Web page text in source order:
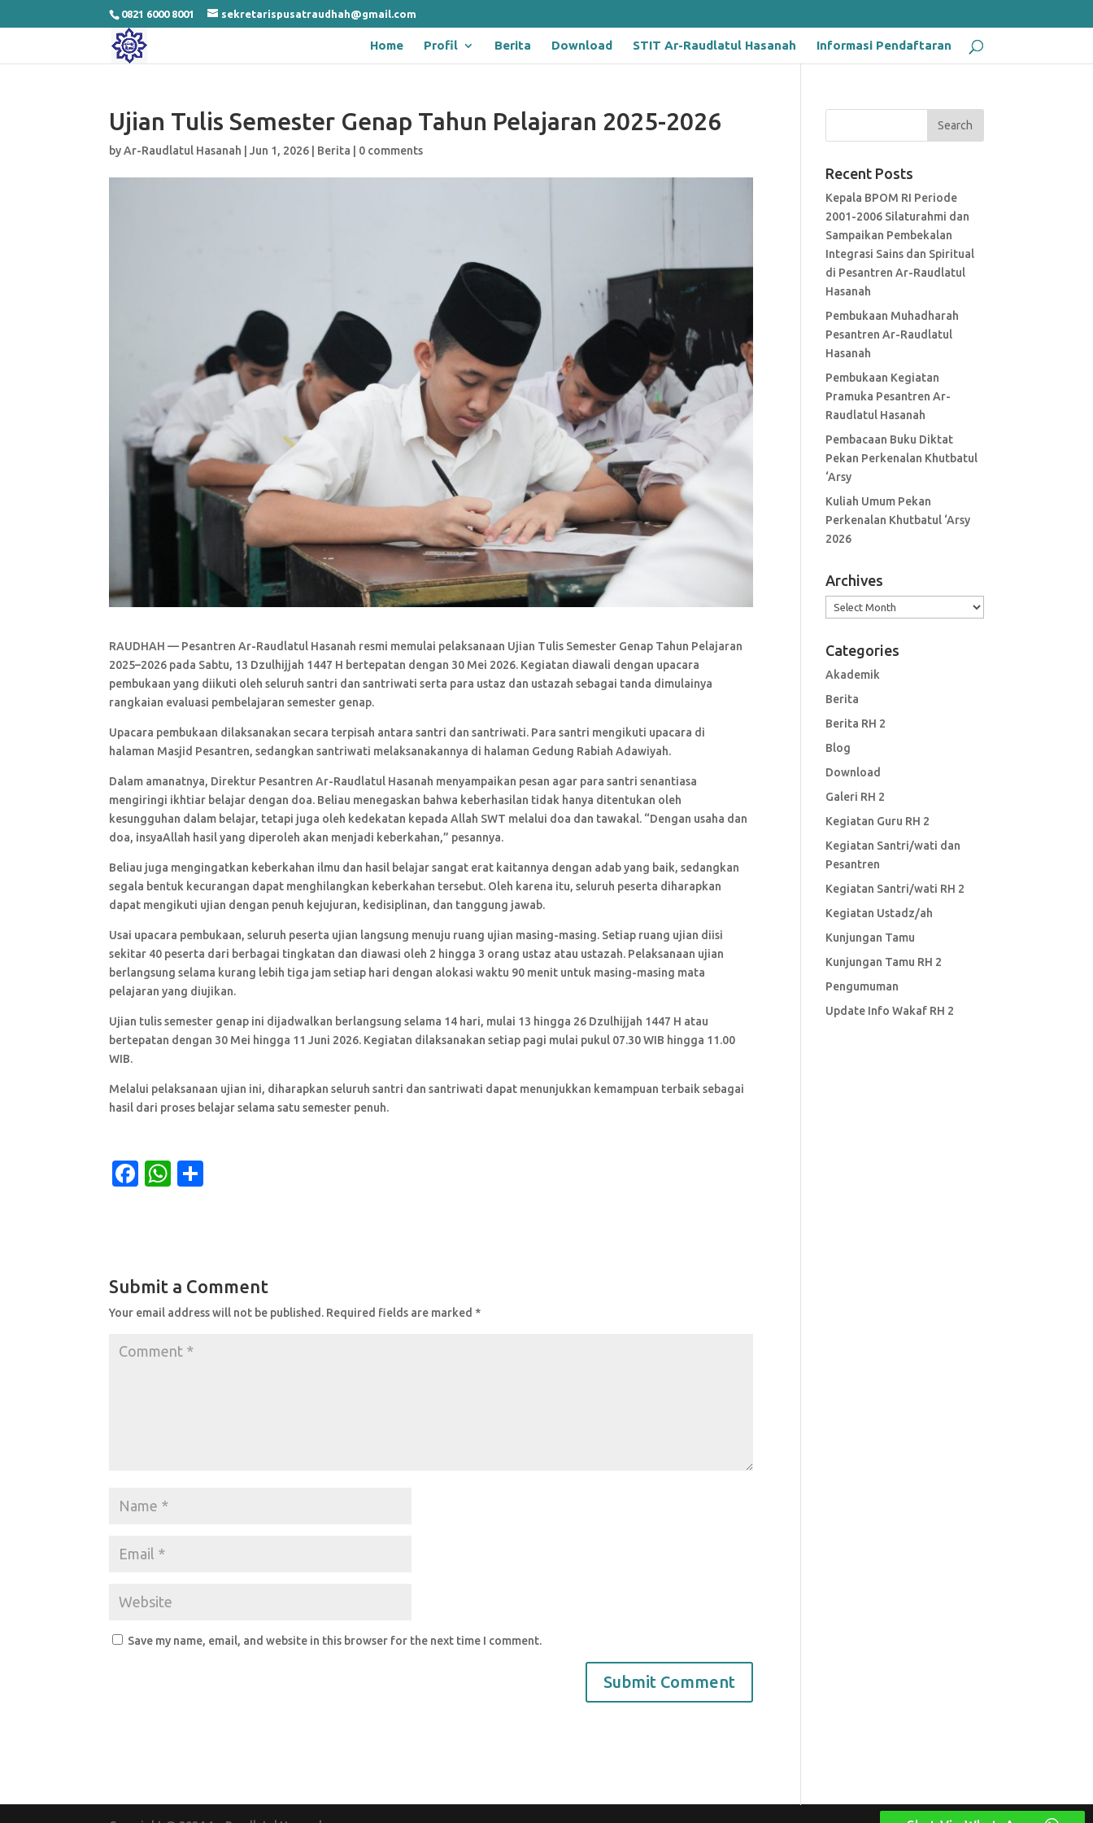
0821 6000 8001 sekretarispusatraudhah@gmail.com
Home Profil Berita Download STIT Ar-Raudlatul Hasanah Informasi Pendaftaran
Ujian Tulis Semester Genap Tahun Pelajaran 2025-2026
byAr-Raudlatul Hasanah |Jun 1, 2026 Berita 0 comments
RAUDHAH — Pesantren Ar-Raudlatul Hasanah resmi memulai pelaksanaan Ujian Tulis Semester Genap Tahun Pelajaran
2025–2026 pada Sabtu, 13 Dzulhijjah 1447 H bertepatan dengan 30 Mei 2026. Kegiatan diawali dengan upacara
pembukaan yang diikuti oleh seluruh santri dan santriwati serta para ustaz dan ustazah sebagai tanda dimulainya
rangkaian evaluasi pembelajaran semester genap.
Upacara pembukaan dilaksanakan secara terpisah antara santri dan santriwati. Para santri mengikuti upacara di
halaman Masjid Pesantren, sedangkan santriwati melaksanakannya di halaman Gedung Rabiah Adawiyah.
Dalam amanatnya, Direktur Pesantren Ar-Raudlatul Hasanah menyampaikan pesan agar para santri senantiasa
mengiringi ikhtiar belajar dengan doa. Beliau menegaskan bahwa keberhasilan tidak hanya ditentukan oleh
kesungguhan dalam belajar, tetapi juga oleh kedekatan kepada Allah SWT melalui doa dan tawakal. “Dengan usaha dan
doa, insyaAllah hasil yang diperoleh akan menjadi keberkahan,” pesannya.
Beliau juga mengingatkan keberkahan ilmu dan hasil belajar sangat erat kaitannya dengan adab yang baik, sedangkan
segala bentuk kecurangan dapat menghilangkan keberkahan tersebut. Oleh karena itu, seluruh peserta diharapkan
dapat mengikuti ujian dengan penuh kejujuran, kedisiplinan, dan tanggung jawab.
Usai upacara pembukaan, seluruh peserta ujian langsung menuju ruang ujian masing-masing. Setiap ruang ujian diisi
sekitar 40 peserta dari berbagai tingkatan dan diawasi oleh 2 hingga 3 orang ustaz atau ustazah. Pelaksanaan ujian
berlangsung selama kurang lebih tiga jam setiap hari dengan alokasi waktu 90 menit untuk masing-masing mata
pelajaran yang diujikan.
Ujian tulis semester genap ini dijadwalkan berlangsung selama 14 hari, mulai 13 hingga 26 Dzulhijjah 1447 H atau
bertepatan dengan 30 Mei hingga 11 Juni 2026. Kegiatan dilaksanakan setiap pagi mulai pukul 07.30 WIB hingga 11.00
WIB.
Melalui pelaksanaan ujian ini, diharapkan seluruh santri dan santriwati dapat menunjukkan kemampuan terbaik sebagai
hasil dari proses belajar selama satu semester penuh.
F
b
o
k
W
A
p
Submit a Comment
Your email address will not be published. Required fields are marked *
Save my name, email, and website in this browser for the next time I comment.
Recent Posts
Kepala BPOM RI Periode
2001-2006 Silaturahmi dan
Sampaikan Pembekalan
Integrasi Sains dan Spiritual
di Pesantren Ar-Raudlatul
Hasanah
Pembukaan Muhadharah
Pesantren Ar-Raudlatul
Hasanah
Pembukaan Kegiatan
Pramuka Pesantren Ar-
Raudlatul Hasanah
Pembacaan Buku Diktat
Pekan Perkenalan Khutbatul
‘Arsy
Kuliah Umum Pekan
Perkenalan Khutbatul ‘Arsy
2026
Archives
Archives
Categories
Akademik
Berita
Berita RH 2
Blog
Download
Galeri RH 2
Kegiatan Guru RH 2
Kegiatan Santri/wati dan
Pesantren
Kegiatan Santri/wati RH 2
Kegiatan Ustadz/ah
Kunjungan Tamu
Kunjungan Tamu RH 2
Pengumuman
Update Info Wakaf RH 2